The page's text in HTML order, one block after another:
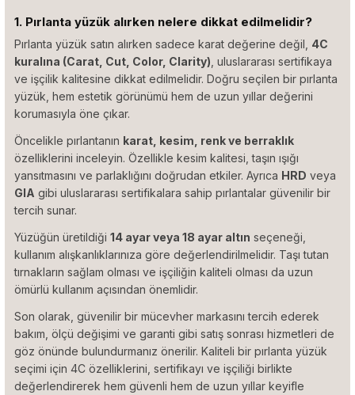
1. Pırlanta yüzük alırken nelere dikkat edilmelidir?
Pırlanta yüzük satın alırken sadece karat değerine değil, 4C
kuralına (Carat, Cut, Color, Clarity) , uluslararası sertifikaya
ve işçilik kalitesine dikkat edilmelidir. Doğru seçilen bir pırlanta
yüzük, hem estetik görünümü hem de uzun yıllar değerini
korumasıyla öne çıkar.
Öncelikle pırlantanın karat, kesim, renk ve berraklık
özelliklerini inceleyin. Özellikle kesim kalitesi, taşın ışığı
yansıtmasını ve parlaklığını doğrudan etkiler. Ayrıca HRD veya
GIA gibi uluslararası sertifikalara sahip pırlantalar güvenilir bir
tercih sunar.
Yüzüğün üretildiği 14 ayar veya 18 ayar altın seçeneği,
kullanım alışkanlıklarınıza göre değerlendirilmelidir. Taşı tutan
tırnakların sağlam olması ve işçiliğin kaliteli olması da uzun
ömürlü kullanım açısından önemlidir.
Son olarak, güvenilir bir mücevher markasını tercih ederek
bakım, ölçü değişimi ve garanti gibi satış sonrası hizmetleri de
göz önünde bulundurmanız önerilir. Kaliteli bir pırlanta yüzük
seçimi için 4C özelliklerini, sertifikayı ve işçiliği birlikte
değerlendirerek hem güvenli hem de uzun yıllar keyifle